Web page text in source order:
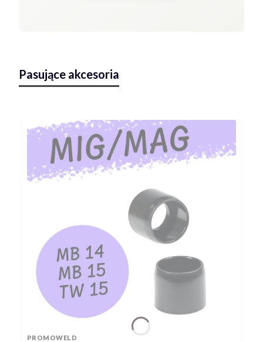
Pasujące akcesoria
PRODUCENT
PROMOWELD